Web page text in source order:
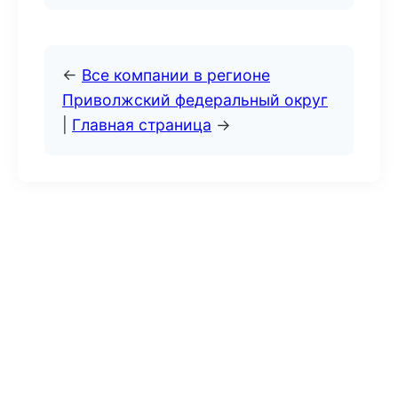
← Все компании в регионе
Приволжский федеральный округ
Главная страница →